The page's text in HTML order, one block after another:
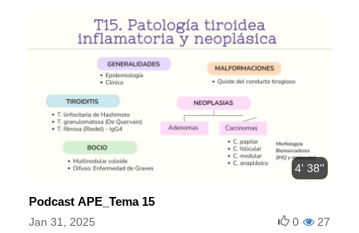
4' 38''
Podcast APE_Tema 15
Jan 31, 2025 27
0